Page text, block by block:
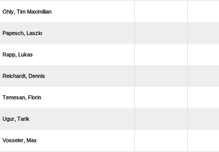
  
 
 
 
 
 
 